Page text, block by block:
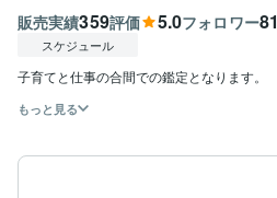
販売実績359評価 5.0フォロワー81
スケジュール
もっと見る